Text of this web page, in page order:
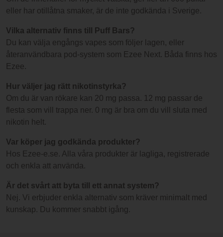
eller har otillåtna smaker, är de inte godkända i Sverige.
Vilka alternativ finns till Puff Bars?
Du kan välja engångs vapes som följer lagen, eller
återanvändbara pod-system som Ezee Next. Båda finns hos
Ezee.
Hur väljer jag rätt nikotinstyrka?
Om du är van rökare kan 20 mg passa. 12 mg passar de
flesta som vill trappa ner. 0 mg är bra om du vill sluta med
nikotin helt.
Var köper jag godkända produkter?
Hos Ezee-e.se. Alla våra produkter är lagliga, registrerade
och enkla att använda.
Är det svårt att byta till ett annat system?
Nej. Vi erbjuder enkla alternativ som kräver minimalt med
kunskap. Du kommer snabbt igång.